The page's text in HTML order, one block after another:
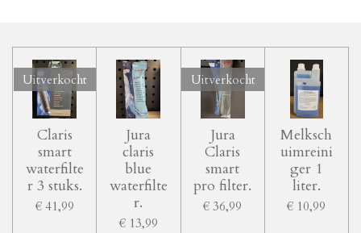
Uitverkocht
Claris
smart
waterfilte
r 3 stuks.
€ 41,99
Jura
claris
blue
waterfilte
r.
€ 13,99
Uitverkocht
Jura
Claris
smart
pro filter.
€ 36,99
Melksch
uimreini
ger 1
liter.
€ 10,99